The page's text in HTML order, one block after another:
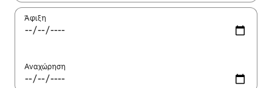
Άφιξη
Αναχώρηση